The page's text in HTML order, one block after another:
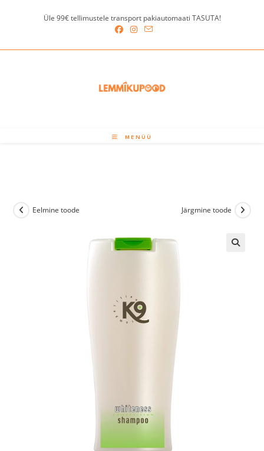
Üle 99€ tellimustele transport pakiautomaati TASUTA!
MENÜÜ
Eelmine toode Järgmine toode